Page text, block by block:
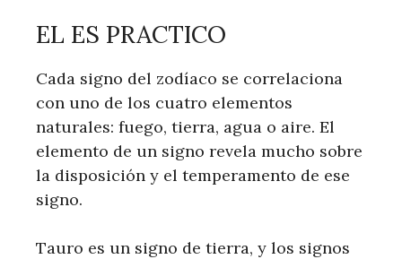
EL ES PRACTICO
Cada signo del zodíaco se correlaciona
con uno de los cuatro elementos
naturales: fuego, tierra, agua o aire. El
elemento de un signo revela mucho sobre
la disposición y el temperamento de ese
signo.
Tauro es un signo de tierra, y los signos